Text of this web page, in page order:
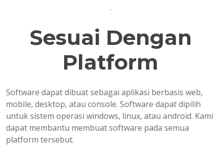
.
Sesuai Dengan
Platform
Software dapat dibuat sebagai aplikasi berbasis web,
mobile, desktop, atau console. Software dapat dipilih
untuk sistem operasi windows, linux, atau android. Kami
dapat membantu membuat software pada semua
platform tersebut.